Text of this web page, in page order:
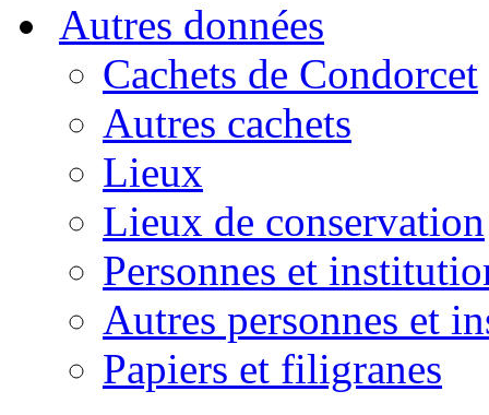
Autres données
Cachets de Condorcet
Autres cachets
Lieux
Lieux de conservation
Personnes et
Autres personnes et
Papiers et filigranes